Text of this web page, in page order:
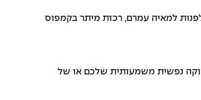
למאיה עמרם, רכזת מיתר בקמפוס
נפשית משמעותית שלכם או של